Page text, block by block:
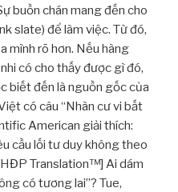
buồn chán mang đến cho
slate) để làm việc. Từ đó,
mình rõ hơn. Nếu hàng
có cho thấy được gì đó,
biết đến là nguồn gốc của
có câu “Nhàn cư vi bất
American giải thích:
cầu lối tư duy không theo
Translation™] Ai dám
có tương lai”? Tue,